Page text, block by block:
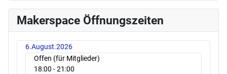
Makerspace Öffnungszeiten
6.August.2026
Offen (für Mitglieder)
18:00 - 21:00